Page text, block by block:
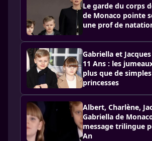
Le garde du corps
de Monaco pointe
une prof de
Gabriella et
11 Ans : les
plus que de
princesses
Albert, Charlène,
Gabriella de
message trilingue
An